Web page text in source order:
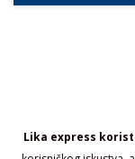
Lika express